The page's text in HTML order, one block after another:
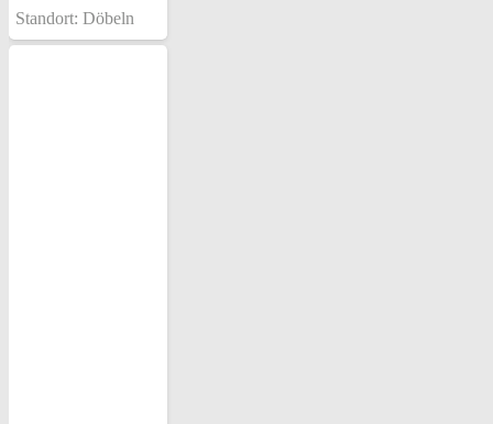
Standort: Döbeln